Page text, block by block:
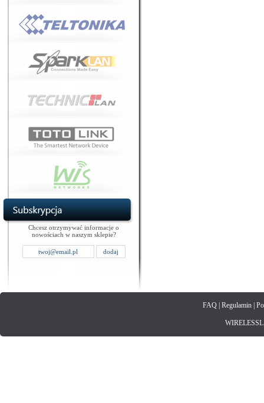
Chcesz otrzymywać informacje o
nowościach w naszym sklepie?
FAQ| Regulamin|